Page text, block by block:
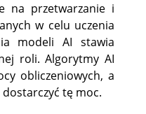
na przetwarzanie i
w celu uczenia
modeli AI stawia
roli. Algorytmy AI
obliczeniowych, a
tę moc.